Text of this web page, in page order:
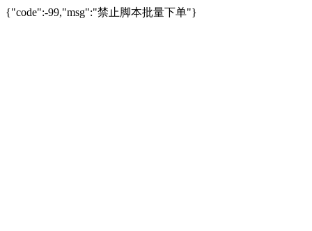
{"code":-99,"msg":"禁止脚本批量下单"}